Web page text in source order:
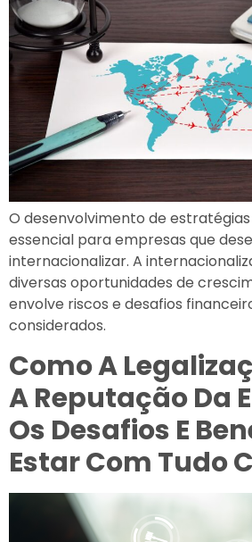
O desenvolvimento de
essencial para empresas que
internacionalizar. A
diversas oportunidades de
envolve riscos e desafios
considerados.
Como A
A Reputação Da
Os Desafios E
Estar Com Tudo